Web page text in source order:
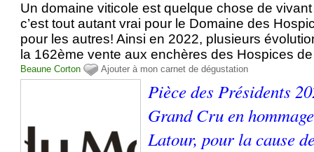
Un domaine viticole est quelque chose de
c’est tout autant vrai pour le Domaine des
pour les autres! Ainsi en 2022, plusieurs
la 162ème vente aux enchères des Hospices
Beaune Corton Ajouter à mon carnet de dégustation
Pièce des Présidents
Grand Cru en
Latour, pour la cause